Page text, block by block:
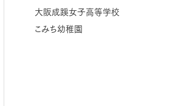
大阪成蹊女子高等学校
こみち幼稚園